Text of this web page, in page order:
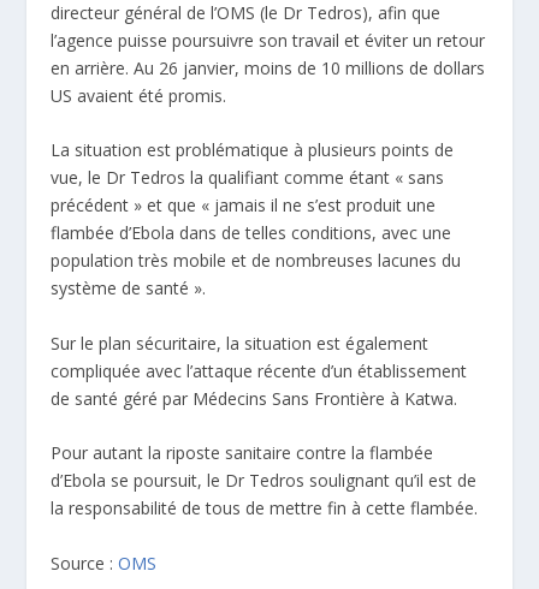
directeur général de l’OMS (le Dr Tedros), afin que
l’agence puisse poursuivre son travail et éviter un retour
en arrière. Au 26 janvier, moins de 10 millions de dollars
US avaient été promis.
La situation est problématique à plusieurs points de
vue, le Dr Tedros la qualifiant comme étant « sans
précédent » et que « jamais il ne s’est produit une
flambée d’Ebola dans de telles conditions, avec une
population très mobile et de nombreuses lacunes du
système de santé ».
Sur le plan sécuritaire, la situation est également
compliquée avec l’attaque récente d’un établissement
de santé géré par Médecins Sans Frontière à Katwa.
Pour autant la riposte sanitaire contre la flambée
d’Ebola se poursuit, le Dr Tedros soulignant qu’il est de
la responsabilité de tous de mettre fin à cette flambée.
Source :OMS